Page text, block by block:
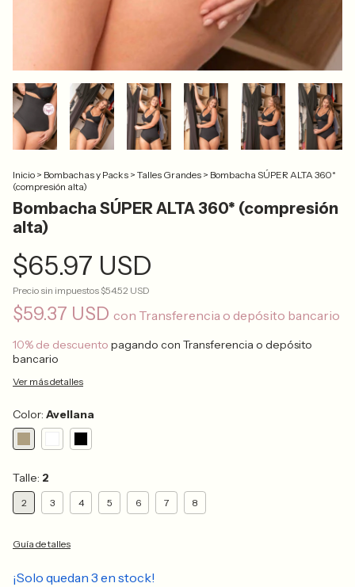
Inicio > Bombachas y Packs > Talles Grandes > Bombacha SÚPER ALTA 360*
(compresión alta)
Bombacha SÚPER ALTA 360* (compresión
alta)
$65.97 USD
Precio sin impuestos $54.52 USD
$59.37 USD con Transferencia o depósito bancario
10% de descuento pagando con Transferencia o depósito
bancario
Ver más detalles
Color: Avellana
Talle: 2
2 3 4 5 6 7 8
Guía de talles
¡Solo quedan 3 en stock!